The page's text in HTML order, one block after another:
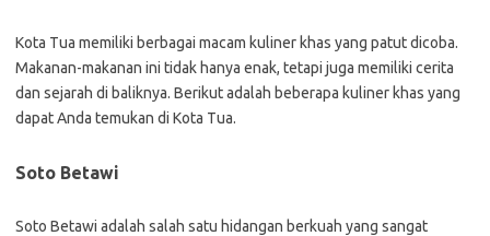
Kota Tua memiliki berbagai macam kuliner khas yang patut dicoba.
Makanan-makanan ini tidak hanya enak, tetapi juga memiliki cerita
dan sejarah di baliknya. Berikut adalah beberapa kuliner khas yang
dapat Anda temukan di Kota Tua.
Soto Betawi
Soto Betawi adalah salah satu hidangan berkuah yang sangat